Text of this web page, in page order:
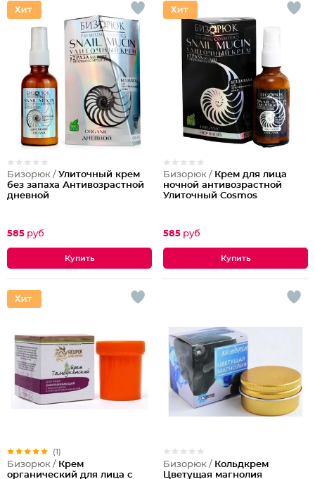
Бизорюк / Улиточный крем
без запаха Антивозрастной
дневной
585 руб
Бизорюк / Крем для лица
ночной антивозрастной
Улиточный Cosmos
585 руб
(1)
Бизорюк / Крем
органический для лица с
Бизорюк / Кольдкрем
Цветущая магнолия